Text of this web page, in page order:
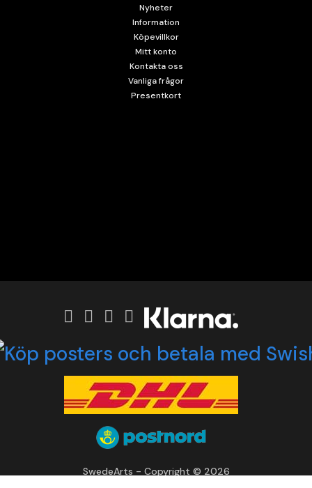
Nyheter
Information
Köpevillkor
Mitt konto
Kontakta oss
Vanliga frågor
Presentkort
SwedeArts - Copyright © 2026